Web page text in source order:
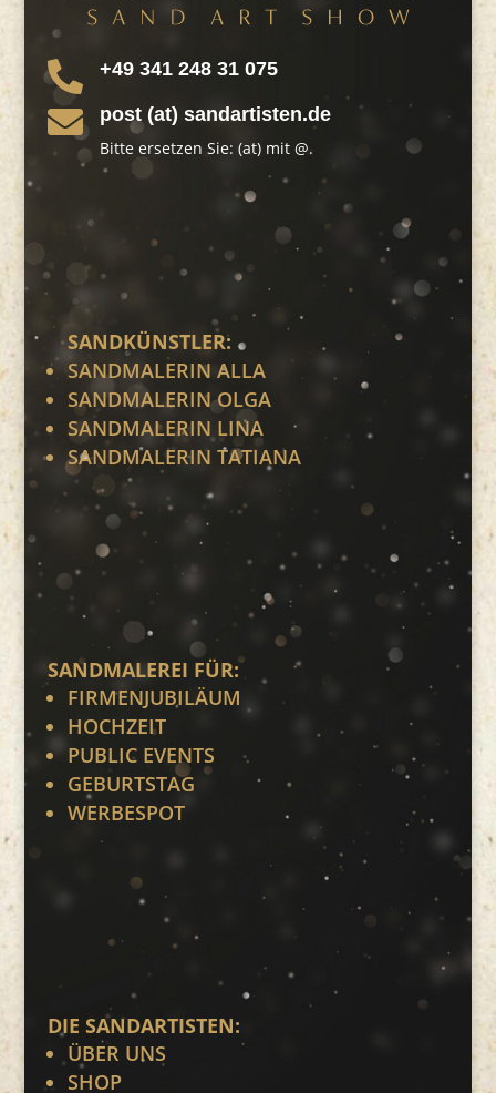
 +49 341 248 31 075
 post (at) sandartisten.de
Bitte ersetzen Sie: (at) mit @.
SANDKÜNSTLER:
SANDMALERIN ALLA
SANDMALERIN OLGA
SANDMALERIN LINA
SANDMALERIN TATIANA
SANDMALEREI FÜR:
FIRMENJUBILÄUM
HOCHZEIT
PUBLIC EVENTS
GEBURTSTAG
WERBESPOT
DIE SANDARTISTEN:
ÜBER UNS
SHOP